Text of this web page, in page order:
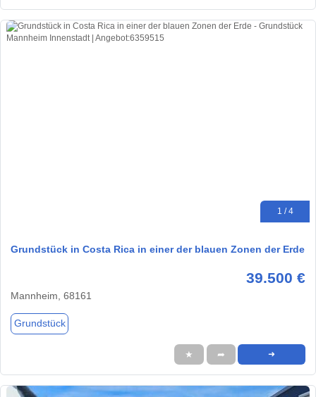
1 / 4
Grundstück in Costa Rica in einer der blauen Zonen der Erde
39.500 €
Mannheim, 68161
Grundstück
★ ➦ ➜